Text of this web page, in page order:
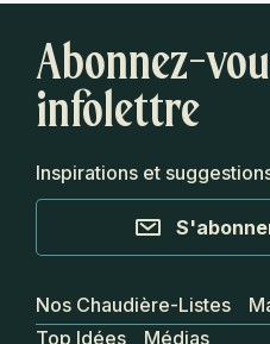
Abonnez-
infolettre
Inspirations et
Nos Chaudière-Listes
Top Idées
Médias